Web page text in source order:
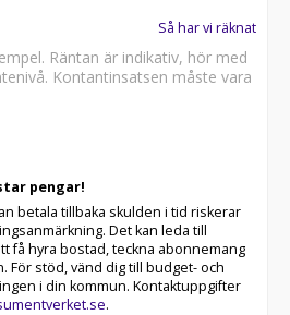
- din MC butik i södra Sverige.
Så har vi räknat
Räntan är indikativ, hör med
Kontantinsatsen måste vara
pengar!
betala tillbaka skulden i tid riskerar
Det kan leda till
få hyra bostad, teckna abonnemang
För stöd, vänd dig till budget- och
i din kommun. Kontaktuppgifter
.